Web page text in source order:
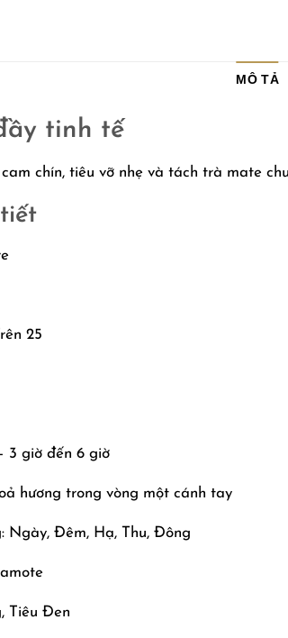
MÔ TẢ
tinh tế
chín, tiêu vỡ nhẹ và tách trà mate
25
3 giờ đến 6 giờ
hương trong vòng một cánh tay
Ngày, Đêm, Hạ, Thu, Đông
Tiêu Đen